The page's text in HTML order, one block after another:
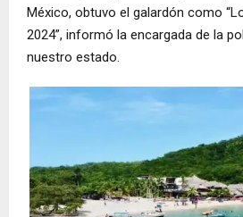
México, obtuvo el galardón como
2024”, informó la encargada de la
nuestro estado.